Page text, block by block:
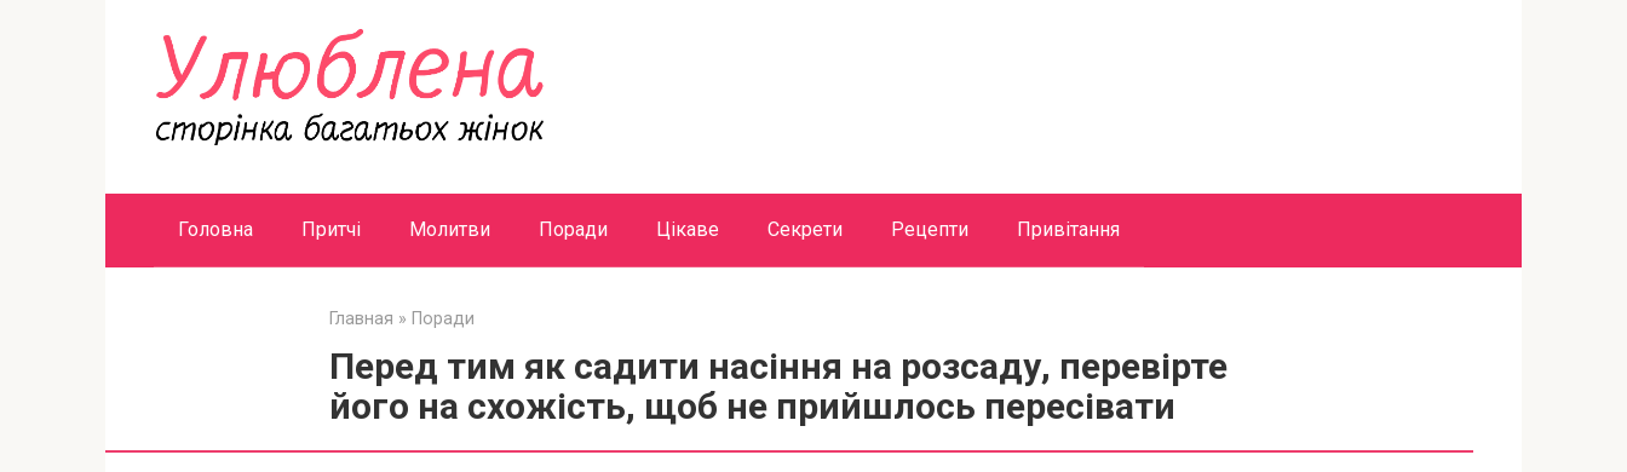
Головна Притчі Молитви Поради Цікаве Секрети Рецепти Привітання
Главная » Поради
Перед тим як садити насіння на розсаду, перевірте
його на схожість, щоб не прийшлось пересівати